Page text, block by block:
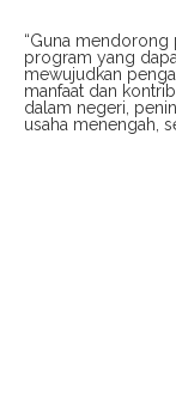
“Guna mendorong
program yang
mewujudkan
manfaat dan
dalam negeri,
usaha menengah,